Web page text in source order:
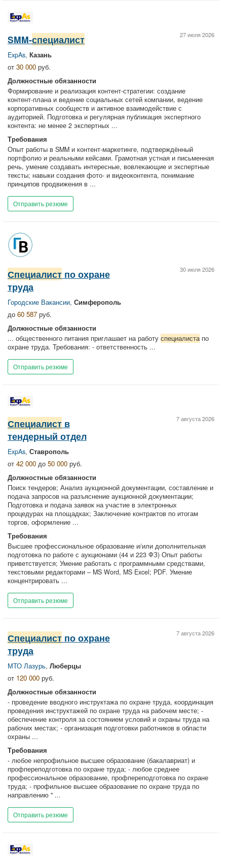
27 июля 2026
SMM‑специалист
ExpAs, Казань
от 30 000 руб.
Должностные обязанности
Формирование и реализация контент‑стратегии: создание
контент‑плана и ведение социальных сетей компании, ведение
корпоративных сообществ и активное взаимодействие с
аудиторией. Подготовка и регулярная публикация экспертного
контента: не менее 2 экспертных ...
Требования
Опыт работы в SMM и контент‑маркетинге, подтверждённый
портфолио и реальными кейсами. Грамотная устная и письменная
речь, умение создавать интересные, вовлекающие и экспертные
тексты; навыки создания фото‑ и видеоконтента, понимание
принципов продвижения в ...
Отправить резюме
30 июля 2026
Специалист по охране
труда
Городские Вакансии, Симферополь
до 60 587 руб.
Должностные обязанности
... общественного питания приглашает на работу специалистапо
охране труда. Требования: - ответственность ...
Отправить резюме
7 августа 2026
Специалист в
тендерный отдел
ExpAs, Ставрополь
от 42 000 до 50 000 руб.
Должностные обязанности
Поиск тендеров; Анализ аукционной документации, составление и
подача запросов на разъяснение аукционной документации;
Подготовка и подача заявок на участие в электронных
процедурах на площадках; Заключение контрактов по итогам
торгов, оформление ...
Требования
Высшее профессиональное образование и/или дополнительная
подготовка по работе с аукционами (44 и 223 ФЗ) Опыт работы
приветствуется; Умение работать с программными средствами,
текстовыми редакторами – MS Word, MS Excel; PDF. Умение
концентрировать ...
Отправить резюме
7 августа 2026
Специалист по охране
труда
МТО Лазурь, Люберцы
от 120 000 руб.
Должностные обязанности
- проведение вводного инструктажа по охране труда, координация
проведения инструктажей по охране труда на рабочем месте; -
обеспечение контроля за состоянием условий и охраны труда на
рабочих местах; - организация подготовки работников в области
охраны ...
Требования
- любое непрофильное высшее образование (бакалавриат) и
профпереподготовка по охране труда; - любое среднее
профессиональное образование, профпереподготовка по охране
труда; - профильное высшее образование по охране труда по
направлению " ...
Отправить резюме